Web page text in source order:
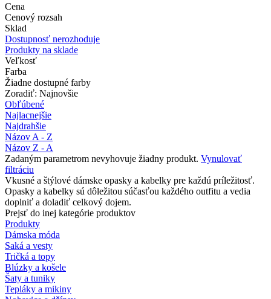
Cena
Cenový rozsah
Sklad
Dostupnosť nerozhoduje
Produkty na sklade
Veľkosť
Farba
Žiadne dostupné farby
Zoradiť: Najnovšie
Obľúbené
Najlacnejšie
Najdrahšie
Názov A - Z
Názov Z - A
Zadaným parametrom nevyhovuje žiadny produkt. Vynulovať
filtráciu
Vkusné a štýlové dámske opasky a kabelky pre každú príležitosť.
Opasky a kabelky sú dôležitou súčasťou každého outfitu a vedia
doplniť a doladiť celkový dojem.
Prejsť do inej kategórie produktov
Produkty
Dámska móda
Saká a vesty
Tričká a topy
Blúzky a košele
Šaty a tuniky
Tepláky a mikiny